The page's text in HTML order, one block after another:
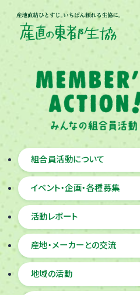
組合員活動について
イベント・企画・各種募集
活動レポート
産地・メーカーとの交流
地域の活動